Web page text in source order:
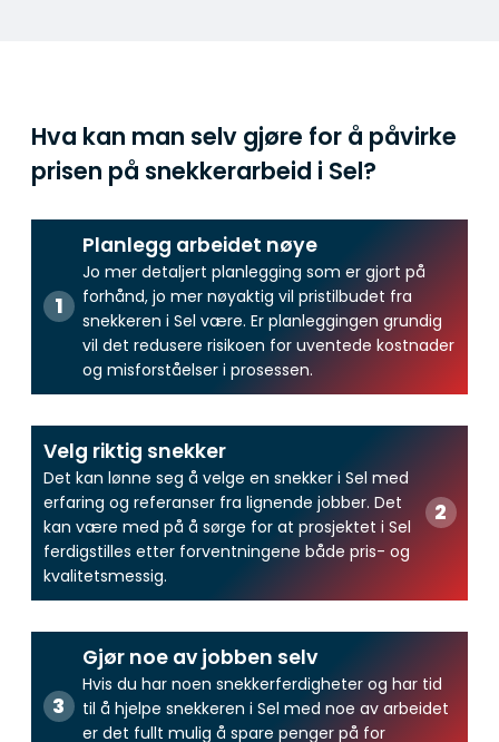
Hva kan man selv gjøre for å påvirke
prisen på snekkerarbeid i Sel?
Planlegg arbeidet nøye
Jo mer detaljert planlegging som er gjort på
forhånd, jo mer nøyaktig vil pristilbudet fra
snekkeren i Sel være. Er planleggingen grundig
vil det redusere risikoen for uventede kostnader
og misforståelser i prosessen.
Velg riktig snekker
Det kan lønne seg å velge en snekker i Sel med
erfaring og referanser fra lignende jobber. Det
kan være med på å sørge for at prosjektet i Sel
ferdigstilles etter forventningene både pris- og
kvalitetsmessig.
Gjør noe av jobben selv
Hvis du har noen snekkerferdigheter og har tid
til å hjelpe snekkeren i Sel med noe av arbeidet
er det fullt mulig å spare penger på for